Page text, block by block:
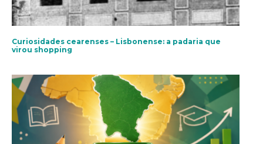
Curiosidades cearenses – Lisbonense: a padaria que
virou shopping